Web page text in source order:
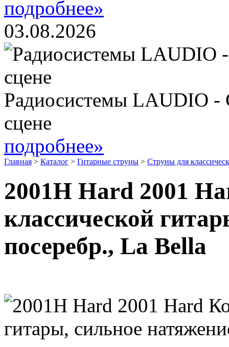
подробнее»
03.08.2026
Радиосистемы LAUDIO -
сцене
подробнее»
Главная > Каталог > Гитарные струны > Струны для
2001H Hard 2001
классической
посеребр., La Bella